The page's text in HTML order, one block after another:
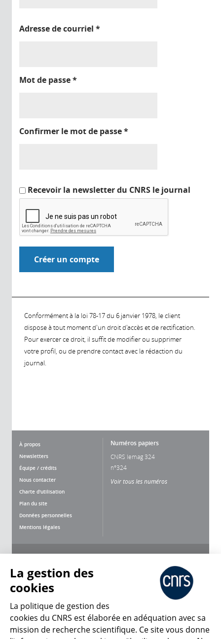
Adresse de courriel *
Mot de passe*
Confirmer le mot de passe*
Recevoir la newsletter du CNRS le journal
Conformément à la loi 78-17 du 6 janvier 1978, le client
dispose à tout moment d'un droit d'accès et de rectification.
Pour exercer ce droit, il suffit de modifier ou supprimer
votre profil, ou de prendre contact avec la rédaction du
journal.
À propos
Newsletters
Équipe / crédits
Nous contacter
Charte d'utilisation
Plan du site
Données personnelles
Mentions légales
Numéros papiers
CNRS lemag 324
n°324
Voir tous les numéros
CNRS Le Mag
La gestion des
cookies
La politique de gestion des
cookies du CNRS est élaborée en adéquation avec sa
mission de recherche scientifique. Ce site vous donne